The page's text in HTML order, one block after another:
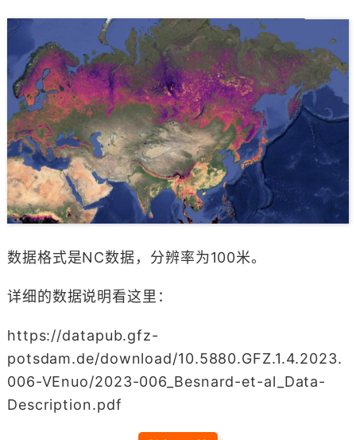
数据格式是NC数据，分辨率为100米。
详细的数据说明看这里：
https://datapub.gfz-
potsdam.de/download/10.5880.GFZ.1.4.2023.
006-VEnuo/2023-006_Besnard-et-al_Data-
Description.pdf